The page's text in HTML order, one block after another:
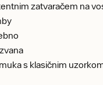
zatvaračem na
s klasičnim